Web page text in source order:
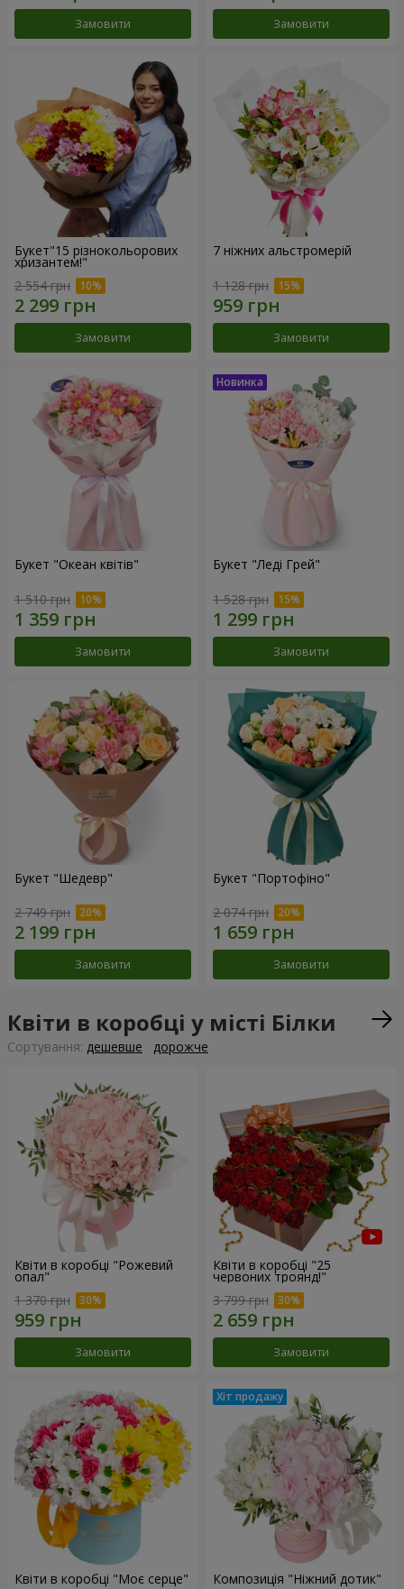
Замовити Замовити
Букет"15 різнокольорових
хризантем!"
2 554 грн
Замовити
7 ніжних альстромерій
1 128 грн
Замовити
Букет "Океан квітів"
1 510 грн
Замовити
Букет "Леді Грей"
1 528 грн
Замовити
Букет "Шедевр"
2 749 грн
Замовити
Букет "Портофіно"
2 074 грн
Замовити
Квіти в коробці у місті Білки
Сортування: дешевше дорожче
Квіти в коробці "Рожевий
опал"
1 370 грн
Замовити
Квіти в коробці "25
червоних троянд!"
3 799 грн
Замовити
Квіти в коробці "Моє серце" Композиція "Ніжний дотик"